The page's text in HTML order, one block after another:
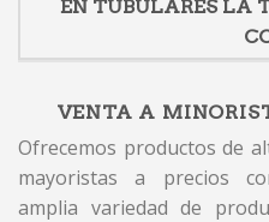
EN TUBULARES LA
VENTA A
Ofrecemos productos de
mayoristas a precios
amplia variedad de